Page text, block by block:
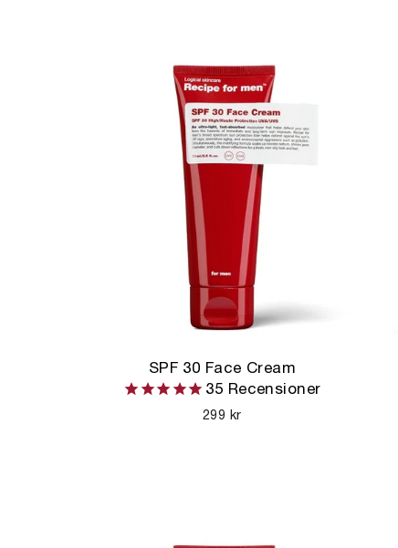
SPF 30 Face Cream
35 Recensioner
299 kr